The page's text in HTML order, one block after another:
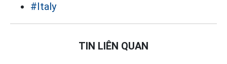
#Italy
TIN LIÊN QUAN